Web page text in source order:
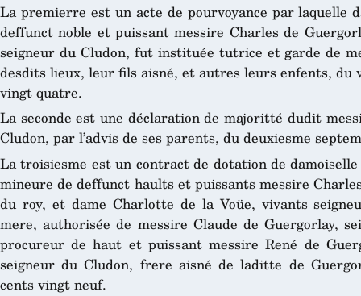
La premierre est un acte de pourvoyance par laquelle
deffunct noble et puissant messire Charles de
seigneur du Cludon, fut instituée tutrice et garde de
desdits lieux, leur fils aisné, et autres leurs enfents,
vingt quatre.
La seconde est une déclaration de majoritté dudit
Cludon, par l’advis de ses parents, du deuxiesme
La troisiesme est un contract de dotation de
mineure de deffunct haults et puissants messire
du roy, et dame Charlotte de la Voüe, vivants
mere, authorisée de messire Claude de Guergorlay,
procureur de haut et puissant messire René de
seigneur du Cludon, frere aisné de laditte de
cents vingt neuf.